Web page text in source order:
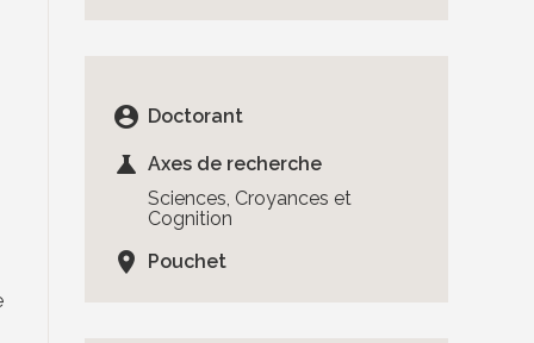
account_circle Doctorant
science Axes de recherche
Sciences, Croyances et
Cognition
location_on Pouchet